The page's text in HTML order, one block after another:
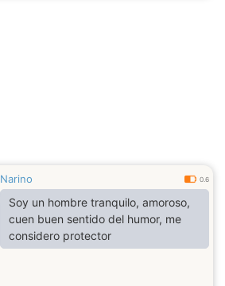
Narino 0.6
Soy un hombre tranquilo, amoroso,
cuen buen sentido del humor, me
considero protector